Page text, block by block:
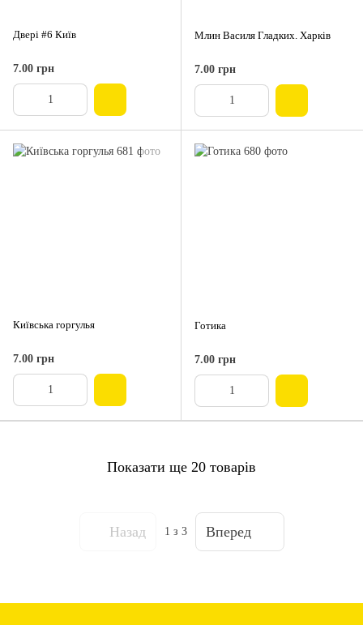
Двері #6 Київ
7.00 грн
Млин Василя Гладких. Харків
7.00 грн
Київська горгулья
7.00 грн
Готика
7.00 грн
Показати ще 20 товарів
Назад 1 з 3 Вперед